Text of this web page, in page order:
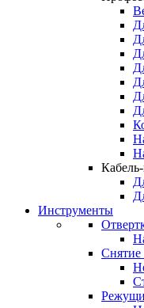
Инструменты
Снятие